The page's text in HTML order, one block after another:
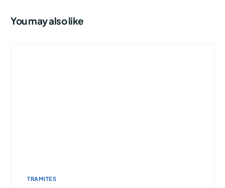
You may also like
TRAMITES